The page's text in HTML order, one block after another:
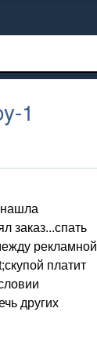
1
нашла
заказ...спать
рекламной
платит
других